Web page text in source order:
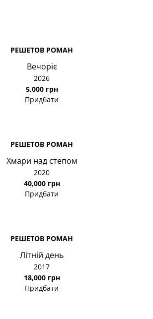
РЕШЕТОВ РОМАН
Вечоріє
2026
5,000 грн
Придбати
РЕШЕТОВ РОМАН
Хмари над степом
2020
40,000 грн
Придбати
РЕШЕТОВ РОМАН
Літній день
2017
18,000 грн
Придбати